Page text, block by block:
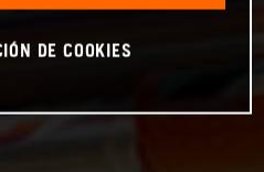
DE COOKIES